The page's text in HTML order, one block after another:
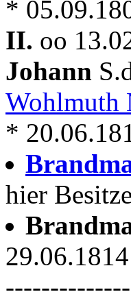
*
II. oo
Johann
Wohlmuth
*
hier